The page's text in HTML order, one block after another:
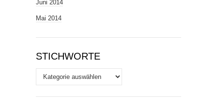
Juni 2014
Mai 2014
STICHWORTE
Stichworte